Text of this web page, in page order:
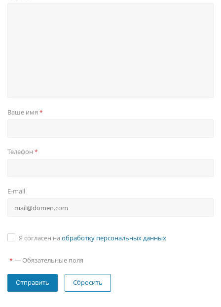
Ваше имя *
Телефон *
E-mail
Я согласен на обработку персональных данных
* — Обязательные поля
Сбросить